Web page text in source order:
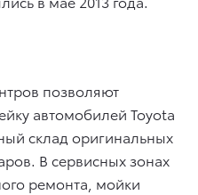
позволяют
автомобилей Toyota
склад оригинальных
В сервисных зонах
ремонта, мойки